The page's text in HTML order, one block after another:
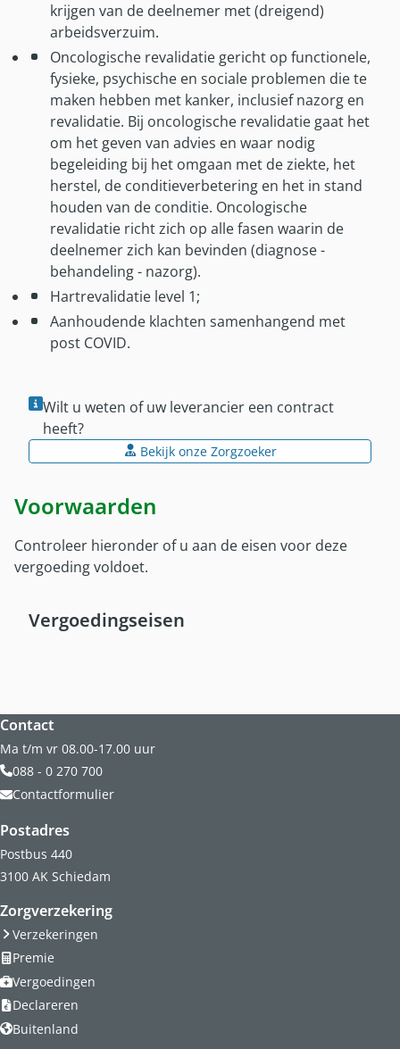
krijgen van de deelnemer met (dreigend)
arbeidsverzuim.
Oncologische revalidatie gericht op functionele,
fysieke, psychische en sociale problemen die te
maken hebben met kanker, inclusief nazorg en
revalidatie. Bij oncologische revalidatie gaat het
om het geven van advies en waar nodig
begeleiding bij het omgaan met de ziekte, het
herstel, de conditieverbetering en het in stand
houden van de conditie. Oncologische
revalidatie richt zich op alle fasen waarin de
deelnemer zich kan bevinden (diagnose -
behandeling - nazorg).
Hartrevalidatie level 1;
Aanhoudende klachten samenhangend met
post COVID.
Wilt u weten of uw leverancier een contract
heeft?
Bekijk onze Zorgzoeker
Voorwaarden
Controleer hieronder of u aan de eisen voor deze
vergoeding voldoet.
Vergoedingseisen
Website footer
Contact
Ma t/m vr 08.00-17.00 uur
088 - 0 270 700
Contactformulier
Postadres
Postbus 440
3100 AK Schiedam
Zorgverzekering
Verzekeringen
Premie
Vergoedingen
Declareren
Buitenland